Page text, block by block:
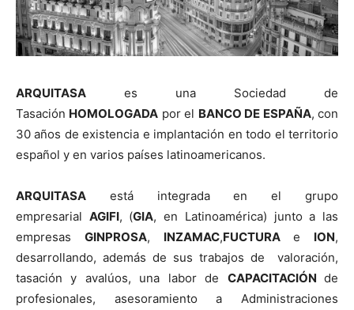
ARQUITASA es una Sociedad de
Tasación HOMOLOGADA por el BANCO DE ESPAÑA, con
30 años de existencia e implantación en todo el territorio
español y en varios países latinoamericanos.
ARQUITASA está integrada en el grupo
empresarial AGIFI, (GIA, en Latinoamérica) junto a las
empresas GINPROSA, INZAMAC,FUCTURAe ION,
desarrollando, además de sus trabajos de valoración,
tasación y avalúos, una labor de CAPACITACIÓNde
profesionales, asesoramiento a Administraciones